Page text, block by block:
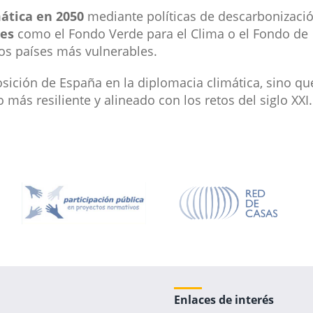
en 2050 mediante políticas de
como el Fondo Verde para el Clima o el Fondo de
países más vulnerables.
de España en la diplomacia climática, sino
resiliente y alineado con los retos del siglo XXI.
Enlaces de interés